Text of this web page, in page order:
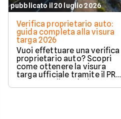
pubblicato il 20 luglio 2026
Verifica proprietario auto:
guida completa alla visura
targa 2026
Vuoi effettuare una verifica
proprietario auto? Scopri
come ottenere la visura
targa ufficiale tramite il PRA
per controllare dati e
vincoli in totale sicurezza.